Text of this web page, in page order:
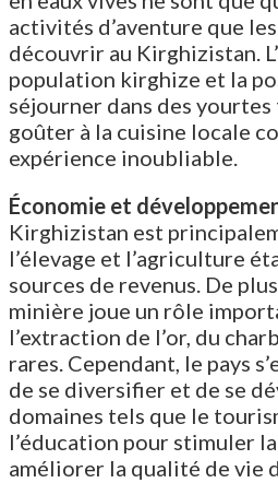
activités d’aventure que
découvrir au Kirghizistan.
population kirghize et la
séjourner dans des
goûter à la cuisine locale
expérience inoubliable.
Économie et
Kirghizistan est
l’élevage et l’agriculture
sources de revenus. De
minière joue un rôle
l’extraction de l’or, du
rares. Cependant, le pays
de se diversifier et de se
domaines tels que le
l’éducation pour stimuler
améliorer la qualité de vie